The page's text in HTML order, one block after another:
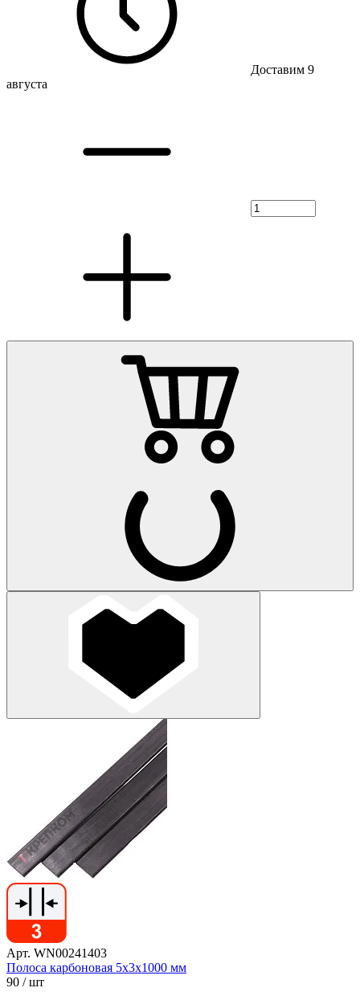
Доставим 9
августа
Арт. WN00241403
Полоса карбоновая 5x3х1000 мм
90 / шт